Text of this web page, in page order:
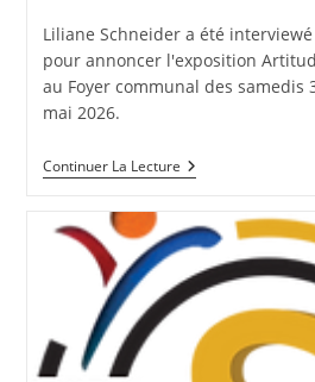
Liliane Schneider a été
pour annoncer l'exposition
au Foyer communal des samedis
mai 2026.
Continuer La LectureInterview
De
Sur
Radio
Nîmes
Annoncant
Artitude
2026